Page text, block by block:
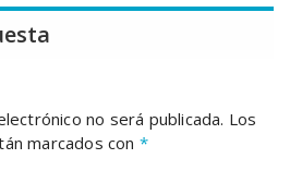
no será publicada. Los
marcados con *